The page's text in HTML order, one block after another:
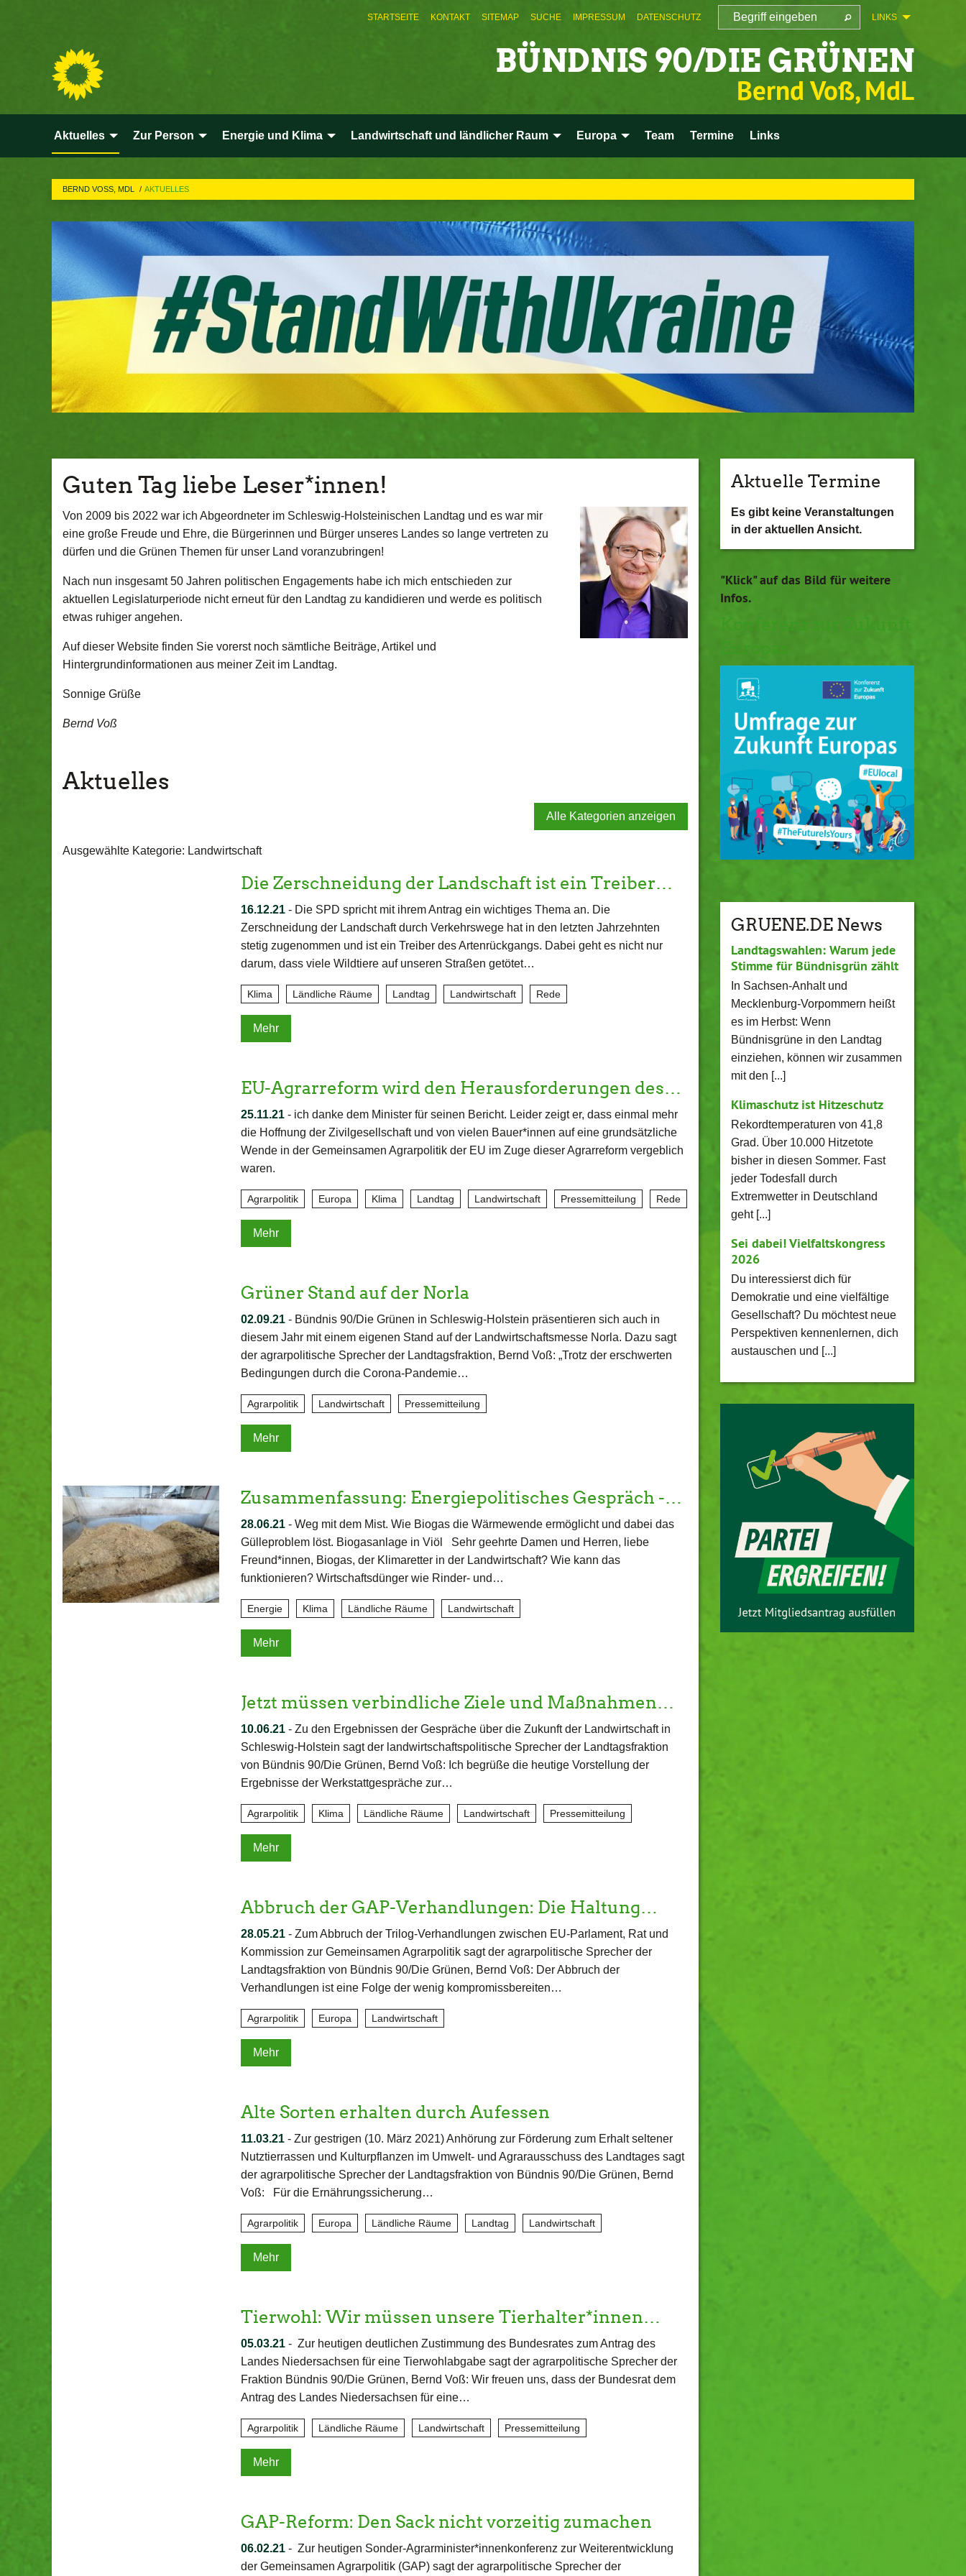
LINKS
STARTSEITE KONTAKT SITEMAP SUCHE IMPRESSUM DATENSCHUTZ
BÜNDNIS 90/DIE GRÜNEN
Bernd Voß, MdL
Aktuelles Zur Person Energie und Klima Landwirtschaft und ländlicher Raum Europa Team Termine Links
BERND VOSS, MDL AKTUELLES
Guten Tag liebe Leser*innen!
Von 2009 bis 2022 war ich Abgeordneter im Schleswig-Holsteinischen Landtag und es war mir
eine große Freude und Ehre, die Bürgerinnen und Bürger unseres Landes so lange vertreten zu
dürfen und die Grünen Themen für unser Land voranzubringen!
Nach nun insgesamt 50 Jahren politischen Engagements habe ich mich entschieden zur
aktuellen Legislaturperiode nicht erneut für den Landtag zu kandidieren und werde es politisch
etwas ruhiger angehen.
Auf dieser Website finden Sie vorerst noch sämtliche Beiträge, Artikel und
Hintergrundinformationen aus meiner Zeit im Landtag.
Sonnige Grüße
Bernd Voß
Aktuelles
Alle Kategorien anzeigen
Ausgewählte Kategorie: Landwirtschaft
Die Zerschneidung der Landschaft ist ein Treiber…
16.12.21- Die SPD spricht mit ihrem Antrag ein wichtiges Thema an. Die
Zerschneidung der Landschaft durch Verkehrswege hat in den letzten Jahrzehnten
stetig zugenommen und ist ein Treiber des Artenrückgangs. Dabei geht es nicht nur
darum, dass viele Wildtiere auf unseren Straßen getötet…
Klima Ländliche Räume Landtag Landwirtschaft Rede
Mehr
EU-Agrarreform wird den Herausforderungen des…
25.11.21- ich danke dem Minister für seinen Bericht. Leider zeigt er, dass einmal mehr
die Hoffnung der Zivilgesellschaft und von vielen Bauer*innen auf eine grundsätzliche
Wende in der Gemeinsamen Agrarpolitik der EU im Zuge dieser Agrarreform vergeblich
waren.
Agrarpolitik Europa Klima Landtag Landwirtschaft Pressemitteilung Rede
Mehr
Grüner Stand auf der Norla
02.09.21- Bündnis 90/Die Grünen in Schleswig-Holstein präsentieren sich auch in
diesem Jahr mit einem eigenen Stand auf der Landwirtschaftsmesse Norla. Dazu sagt
der agrarpolitische Sprecher der Landtagsfraktion, Bernd Voß: „Trotz der erschwerten
Bedingungen durch die Corona-Pandemie…
Agrarpolitik Landwirtschaft Pressemitteilung
Mehr
Zusammenfassung: Energiepolitisches Gespräch -…
28.06.21- Weg mit dem Mist. Wie Biogas die Wärmewende ermöglicht und dabei das
Gülleproblem löst. Biogasanlage in Viöl Sehr geehrte Damen und Herren, liebe
Freund*innen, Biogas, der Klimaretter in der Landwirtschaft? Wie kann das
funktionieren? Wirtschaftsdünger wie Rinder- und…
Energie Klima Ländliche Räume Landwirtschaft
Mehr
Jetzt müssen verbindliche Ziele und Maßnahmen…
10.06.21- Zu den Ergebnissen der Gespräche über die Zukunft der Landwirtschaft in
Schleswig-Holstein sagt der landwirtschaftspolitische Sprecher der Landtagsfraktion
von Bündnis 90/Die Grünen, Bernd Voß: Ich begrüße die heutige Vorstellung der
Ergebnisse der Werkstattgespräche zur…
Agrarpolitik Klima Ländliche Räume Landwirtschaft Pressemitteilung
Mehr
Abbruch der GAP-Verhandlungen: Die Haltung…
28.05.21- Zum Abbruch der Trilog-Verhandlungen zwischen EU-Parlament, Rat und
Kommission zur Gemeinsamen Agrarpolitik sagt der agrarpolitische Sprecher der
Landtagsfraktion von Bündnis 90/Die Grünen, Bernd Voß: Der Abbruch der
Verhandlungen ist eine Folge der wenig kompromissbereiten…
Agrarpolitik Europa Landwirtschaft
Mehr
Alte Sorten erhalten durch Aufessen
11.03.21- Zur gestrigen (10. März 2021) Anhörung zur Förderung zum Erhalt seltener
Nutztierrassen und Kulturpflanzen im Umwelt- und Agrarausschuss des Landtages sagt
der agrarpolitische Sprecher der Landtagsfraktion von Bündnis 90/Die Grünen, Bernd
Voß: Für die Ernährungssicherung…
Agrarpolitik Europa Ländliche Räume Landtag Landwirtschaft
Mehr
Tierwohl: Wir müssen unsere Tierhalter*innen…
05.03.21- Zur heutigen deutlichen Zustimmung des Bundesrates zum Antrag des
Landes Niedersachsen für eine Tierwohlabgabe sagt der agrarpolitische Sprecher der
Fraktion Bündnis 90/Die Grünen, Bernd Voß: Wir freuen uns, dass der Bundesrat dem
Antrag des Landes Niedersachsen für eine…
Agrarpolitik Ländliche Räume Landwirtschaft Pressemitteilung
Mehr
GAP-Reform: Den Sack nicht vorzeitig zumachen
06.02.21- Zur heutigen Sonder-Agrarminister*innenkonferenz zur Weiterentwicklung
der Gemeinsamen Agrarpolitik (GAP) sagt der agrarpolitische Sprecher der
Aktuelle Termine
Es gibt keine Veranstaltungen
in der aktuellen Ansicht.
"Klick" auf das Bild für weitere
Infos.
GRUENE.DE News
Landtagswahlen: Warum jede
Stimme für Bündnisgrün zählt
In Sachsen-Anhalt und
Mecklenburg-Vorpommern heißt
es im Herbst: Wenn
Bündnisgrüne in den Landtag
einziehen, können wir zusammen
mit den [...]
Klimaschutz ist Hitzeschutz
Rekordtemperaturen von 41,8
Grad. Über 10.000 Hitzetote
bisher in diesen Sommer. Fast
jeder Todesfall durch
Extremwetter in Deutschland
geht [...]
Sei dabei! Vielfaltskongress
2026
Du interessierst dich für
Demokratie und eine vielfältige
Gesellschaft? Du möchtest neue
Perspektiven kennenlernen, dich
austauschen und [...]